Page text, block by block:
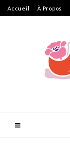
Accueil À Propos